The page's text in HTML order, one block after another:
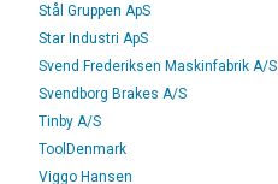
Stål Gruppen ApS
Star Industri ApS
Svend Frederiksen Maskinfabrik A/S
Svendborg Brakes A/S
Tinby A/S
ToolDenmark
Viggo Hansen